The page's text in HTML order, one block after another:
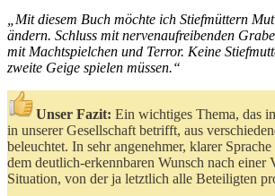
„Mit diesem Buch möchte ich Stiefmüttern
ändern. Schluss mit nervenaufreibenden
mit Machtspielchen und Terror. Keine
zweite Geige spielen müssen.“
Unser Fazit: Ein wichtiges Thema, das
in unserer Gesellschaft betrifft, aus
beleuchtet. In sehr angenehmer, klarer
dem deutlich-erkennbaren Wunsch nach einer
Situation, von der ja letztlich alle Beteiligten